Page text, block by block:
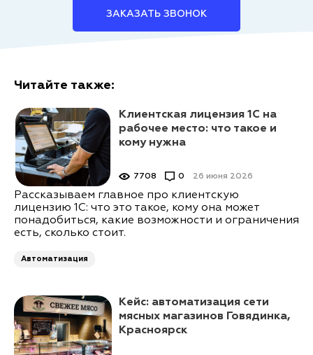
ЗАКАЗАТЬ ЗВОНОК
Читайте также:
Клиентская лицензия 1С на
рабочее место: что такое и
кому нужна
26 июня 2026
7708 0
Рассказываем главное про клиентскую
лицензию 1С: что это такое, кому она может
понадобиться, какие возможности и ограничения
есть, сколько стоит.
Автоматизация
Кейс: автоматизация сети
мясных магазинов Говядинка,
Красноярск